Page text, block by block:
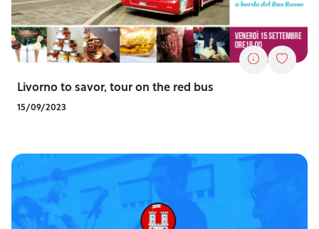
Livorno to savor, tour on the red bus
15/09/2023